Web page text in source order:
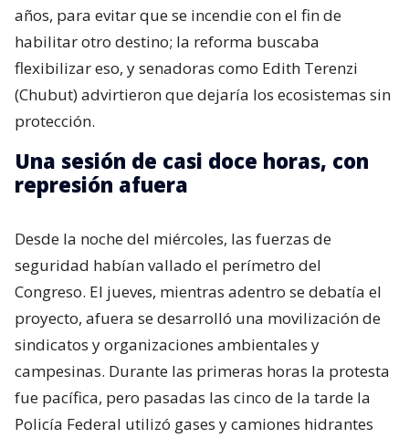
años, para evitar que se incendie con el fin de
habilitar otro destino; la reforma buscaba
flexibilizar eso, y senadoras como Edith Terenzi
(Chubut) advirtieron que dejaría los ecosistemas sin
protección.
Una sesión de casi doce horas, con
represión afuera
Desde la noche del miércoles, las fuerzas de
seguridad habían vallado el perímetro del
Congreso. El jueves, mientras adentro se debatía el
proyecto, afuera se desarrolló una movilización de
sindicatos y organizaciones ambientales y
campesinas. Durante las primeras horas la protesta
fue pacífica, pero pasadas las cinco de la tarde la
Policía Federal utilizó gases y camiones hidrantes